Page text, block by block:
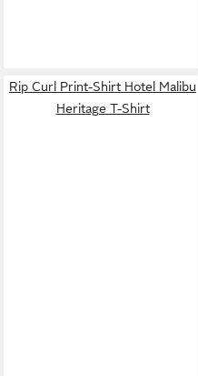
Rip Curl Print-Shirt Hotel Malibu
Heritage T-Shirt